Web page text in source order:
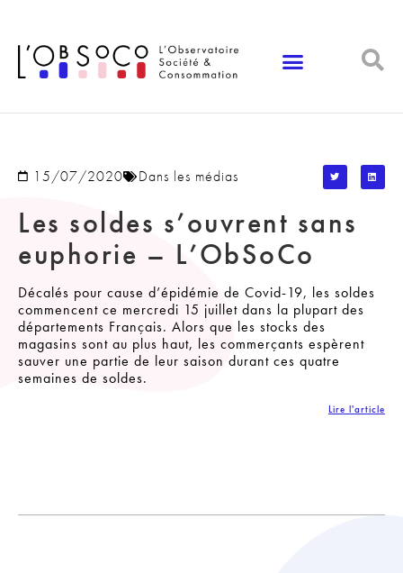
15/07/2020 Dans les médias
Les soldes s’ouvrent sans
euphorie – L’ObSoCo
Décalés pour cause d’épidémie de Covid-19, les soldes
commencent ce mercredi 15 juillet dans la plupart des
départements Français. Alors que les stocks des
magasins sont au plus haut, les commerçants espèrent
sauver une partie de leur saison durant ces quatre
semaines de soldes.
Lire l'article